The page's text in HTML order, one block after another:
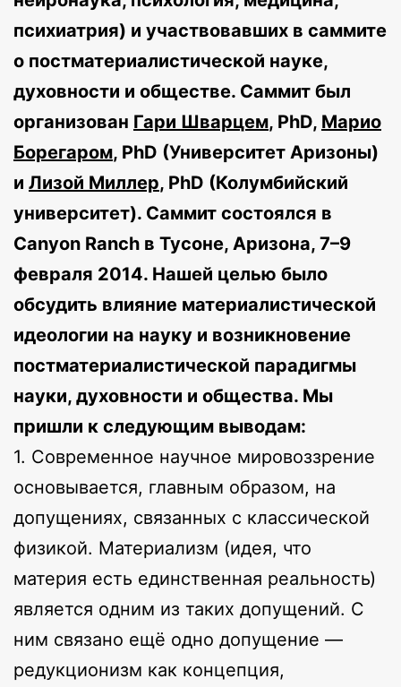
психиатрия) и участвовавших в саммите
о постматериалистической науке,
духовности и обществе. Саммит был
организован Гари Шварцем, PhD, Марио
Борегаром, PhD (Университет Аризоны)
и Лизой Миллер, PhD (Колумбийский
университет). Саммит состоялся в
Canyon Ranch в Тусоне, Аризона, 7–9
февраля 2014. Нашей целью было
обсудить влияние материалистической
идеологии на науку и возникновение
постматериалистической парадигмы
науки, духовности и общества. Мы
пришли к следующим выводам:
1. Современное научное мировоззрение
основывается, главным образом, на
допущениях, связанных с классической
физикой. Материализм (идея, что
материя есть единственная реальность)
является одним из таких допущений. С
ним связано ещё одно допущение —
редукционизм как концепция,